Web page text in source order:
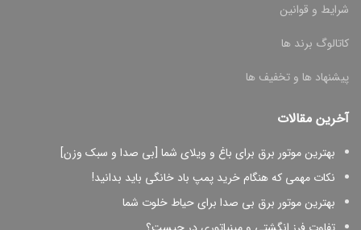
شرایط و قوانین
کاتالوگ برند ها
پیشنهاد ها و تخفیف ها
آخرین مقالات
بهترین موتور برق برای باغ و ویلای شما [بی صدا و سبک وزن]
نکات مهمی که هنگام خرید پمپ باد خانگی باید بدانید!
بهترین موتور برق بی صدا برای حیاط خلوت شما